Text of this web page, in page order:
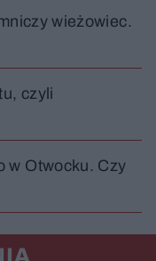
wieżowiec.
czyli
w Otwocku. Czy